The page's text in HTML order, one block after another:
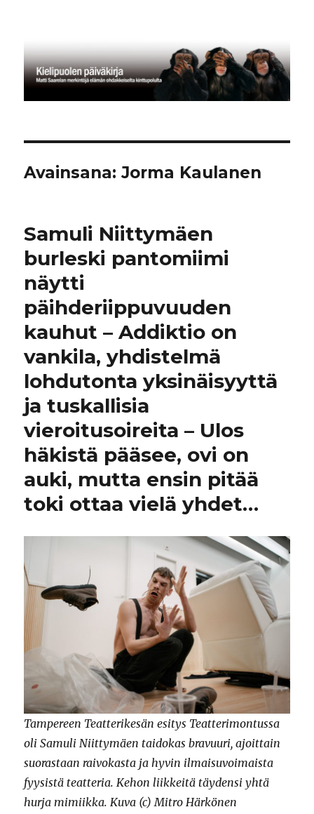
Avainsana:Jorma Kaulanen
Samuli Niittymäen
burleski pantomiimi
näytti
päihderiippuvuuden
kauhut – Addiktio on
vankila, yhdistelmä
lohdutonta yksinäisyyttä
ja tuskallisia
vieroitusoireita – Ulos
häkistä pääsee, ovi on
auki, mutta ensin pitää
toki ottaa vielä yhdet…
Tampereen Teatterikesän esitys Teatterimontussa
oli Samuli Niittymäen taidokas bravuuri, ajoittain
suorastaan raivokasta ja hyvin ilmaisuvoimaista
fyysistä teatteria. Kehon liikkeitä täydensi yhtä
hurja mimiikka. Kuva (c) Mitro Härkönen